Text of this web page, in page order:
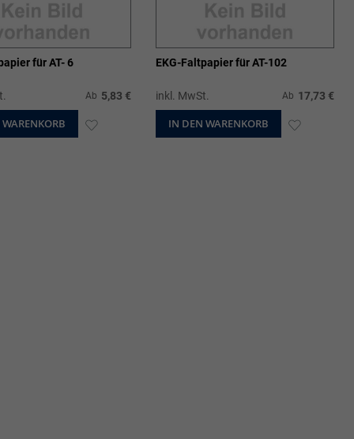
EKG-Faltpapier für AT- 6
Ab 5,83 €
EKG-Faltpapier für AT-102
inkl. MwSt. Ab 17,73 €
IN DEN WARENKORB